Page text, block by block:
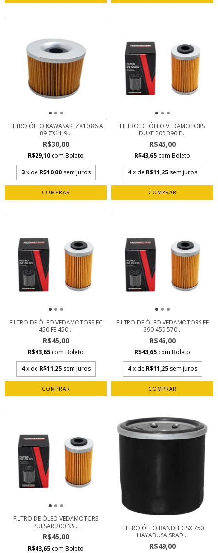
FILTRO ÓLEO KAWASAKI ZX10 86 A
89 ZX11 9...
R$30,00
R$29,10 com Boleto
3 x de R$10,00 sem juros
FILTRO DE ÓLEO VEDAMOTORS
DUKE 200 390 E...
R$45,00
R$43,65 com Boleto
4 x de R$11,25 sem juros
FILTRO DE ÓLEO VEDAMOTORS FC
450 FE 450...
R$45,00
R$43,65 com Boleto
4 x de R$11,25 sem juros
FILTRO DE ÓLEO VEDAMOTORS FE
390 450 570...
R$45,00
R$43,65 com Boleto
4 x de R$11,25 sem juros
FILTRO DE ÓLEO VEDAMOTORS
PULSAR 200 NS...
R$45,00
R$43,65 com Boleto
FILTRO ÓLEO BANDIT GSX 750
HAYABUSA SRAD...
R$49,00